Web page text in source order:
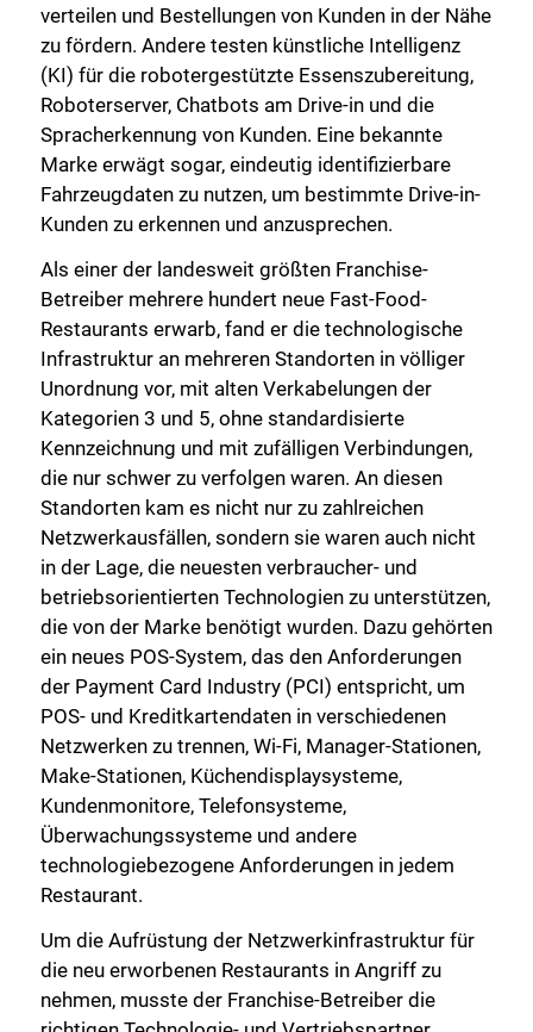
verteilen und Bestellungen von Kunden in der Nähe
zu fördern. Andere testen künstliche Intelligenz
(KI) für die robotergestützte Essenszubereitung,
Roboterserver, Chatbots am Drive-in und die
Spracherkennung von Kunden. Eine bekannte
Marke erwägt sogar, eindeutig identifizierbare
Fahrzeugdaten zu nutzen, um bestimmte Drive-in-
Kunden zu erkennen und anzusprechen.
Als einer der landesweit größten Franchise-
Betreiber mehrere hundert neue Fast-Food-
Restaurants erwarb, fand er die technologische
Infrastruktur an mehreren Standorten in völliger
Unordnung vor, mit alten Verkabelungen der
Kategorien 3 und 5, ohne standardisierte
Kennzeichnung und mit zufälligen Verbindungen,
die nur schwer zu verfolgen waren. An diesen
Standorten kam es nicht nur zu zahlreichen
Netzwerkausfällen, sondern sie waren auch nicht
in der Lage, die neuesten verbraucher- und
betriebsorientierten Technologien zu unterstützen,
die von der Marke benötigt wurden. Dazu gehörten
ein neues POS-System, das den Anforderungen
der Payment Card Industry (PCI) entspricht, um
POS- und Kreditkartendaten in verschiedenen
Netzwerken zu trennen, Wi-Fi, Manager-Stationen,
Make-Stationen, Küchendisplaysysteme,
Kundenmonitore, Telefonsysteme,
Überwachungssysteme und andere
technologiebezogene Anforderungen in jedem
Restaurant.
Um die Aufrüstung der Netzwerkinfrastruktur für
die neu erworbenen Restaurants in Angriff zu
nehmen, musste der Franchise-Betreiber die